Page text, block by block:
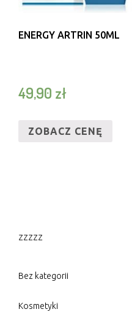
ENERGY ARTRIN 50ML
49,90 zł
ZOBACZ CENĘ
zzzzz
Bez kategorii
Kosmetyki